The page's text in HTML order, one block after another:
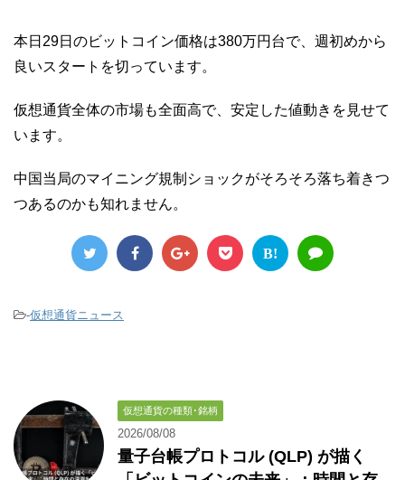
本日29日のビットコイン価格は380万円台で、週初めから
良いスタートを切っています。
仮想通貨全体の市場も全面高で、安定した値動きを見せて
います。
中国当局のマイニング規制ショックがそろそろ落ち着きつ
つあるのかも知れません。
B!
-仮想通貨ニュース
仮想通貨の種類･銘柄
2026/08/08
量子台帳プロトコル (QLP) が描く